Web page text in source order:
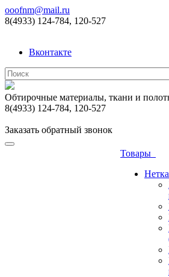
ooofnm@mail.ru
8(4933) 124-784, 120-527
Вконтакте
Обтирочные материалы, ткани и
8(4933) 124-784, 120-527
Заказать обратный звонок
Товары